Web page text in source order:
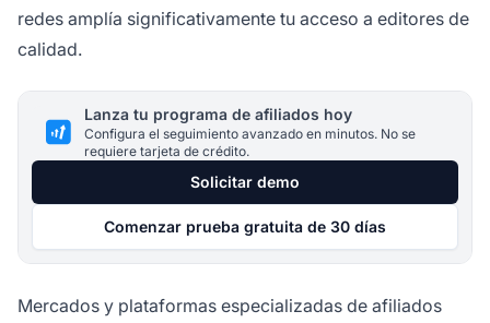
redes amplía significativamente tu acceso a editores de
calidad.
Lanza tu programa de afiliados hoy
Configura el seguimiento avanzado en minutos. No se
requiere tarjeta de crédito.
Solicitar demo
Comenzar prueba gratuita de 30 días
Mercados y plataformas especializadas de afiliados